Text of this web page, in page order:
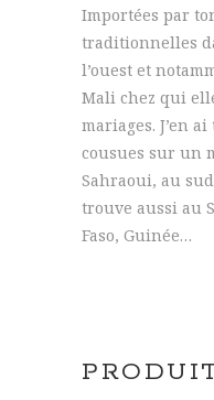
Importées par
traditionnelles
l’ouest et
Mali chez qui
mariages. J’en
cousues sur un
Sahraoui, au
trouve aussi au
Faso, Guinée…